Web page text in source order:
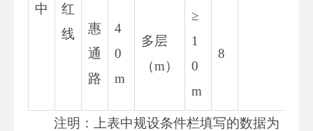
中
红
线
惠
通
路
4
0
m
多层
（m）
≥
1
0
m
8
注明：上表中规设条件栏填写的数据为